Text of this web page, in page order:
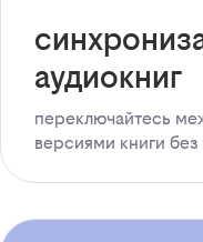
аудиокниг
переключайтесь
версиями книги